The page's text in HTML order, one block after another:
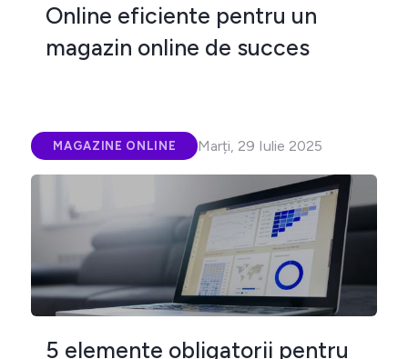
Online eficiente pentru un
magazin online de succes
MAGAZINE ONLINE Marți, 29 Iulie 2025
5 elemente obligatorii pentru